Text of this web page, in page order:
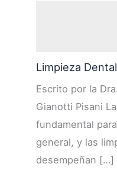
Limpieza
Escrito por la
Gianotti Pisani
fundamental
general, y las
desempeñan […]